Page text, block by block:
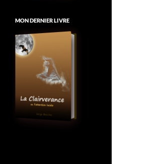
MON DERNIER LIVRE